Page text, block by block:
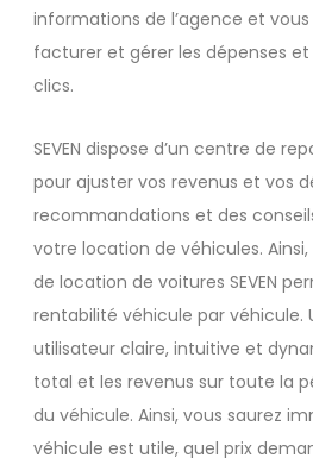
informations de l’agence et
facturer et gérer les dépenses
clics.
SEVEN dispose d’un centre de
pour ajuster vos revenus et vos
recommandations et des
votre location de véhicules.
de location de voitures SEVEN
rentabilité véhicule par véhicule.
utilisateur claire, intuitive et
total et les revenus sur toute la
du véhicule. Ainsi, vous saurez
véhicule est utile, quel prix